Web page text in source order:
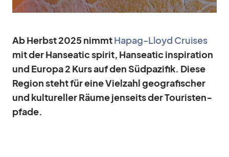
Ab Herbst 2025 nimmtHa­pag-Lloyd Crui­ses
mit der Han­sea­tic spi­rit, Han­sea­tic in­spi­ra­tion
und Eu­ropa 2 Kurs auf den Süd­pa­zi­fik. Diese
Re­gion steht für eine Viel­zahl geo­gra­fi­scher
und kul­tu­rel­ler Räume jen­seits der Tou­ris­ten­
pfade.